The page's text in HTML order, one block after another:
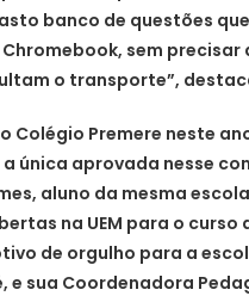
banco de questões
sem precisar
o transporte”,
Colégio Premere neste
única aprovada nesse
aluno da mesma
na UEM para o curso
de orgulho para a
e sua Coordenadora